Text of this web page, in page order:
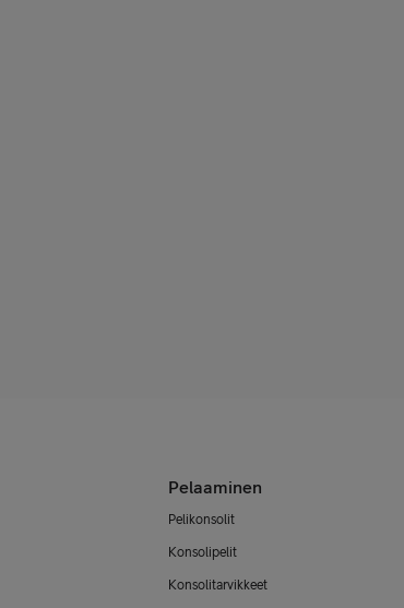
Pelaaminen
Pelikonsolit
Konsolipelit
Konsolitarvikkeet